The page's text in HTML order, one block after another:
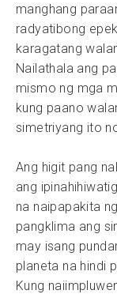
manghang
radyatibong
karagatang
Nailathala ang
mismo ng mga
kung paano
simetriyang ito
Ang higit pang
ang
na naipapakita
pangklima ang
may isang
planeta na hindi
Kung